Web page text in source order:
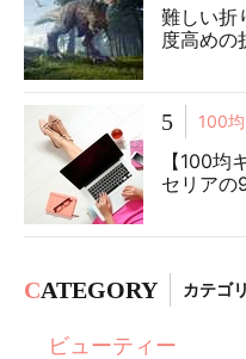
難しい折
度高めの
5 100均
【100均
セリアの
CATEGORY カテゴ
ビューティー